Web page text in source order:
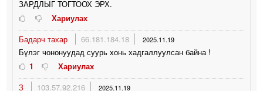
ЗАРДЛЫГ ТОГТООХ ЭРХ.
Хариулах
Бадарч тахар
66.181.184.18 2025.11.19
Бүлэг чононуудад суурь хонь хадгаллуулсан байна !
1
Хариулах
З
103.57.92.216 2025.11.19